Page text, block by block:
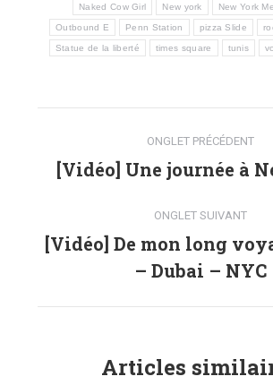
Naked Cow Girl New york New York
Outbound E Penn Station pizza Slide
Statue de la liberté times square tunis
Navigation
de
commentaire
ONGLET PRÉCÉDENT
Onglet
[Vidéo] Une journée à
ONGLET SUIVANT
Onglet
suivant
[Vidéo] De mon long
– Dubai – NYC
Articles